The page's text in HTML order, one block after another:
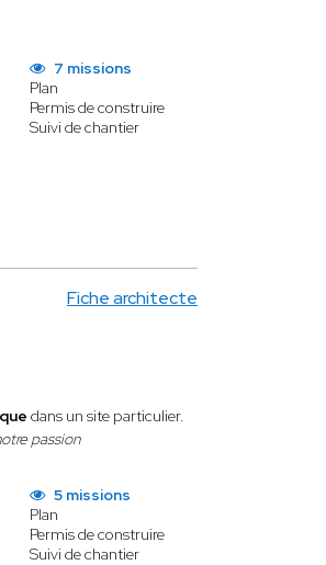
7 missions
Plan
Permis de construire
Suivi de chantier
Fiche architecte
dans un site particulier.
passion
5 missions
Plan
Permis de construire
Suivi de chantier